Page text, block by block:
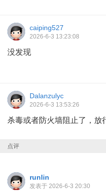
caiping527
2026-6-3 13:23:08
没发现
Dalanzulyc
2026-6-3 13:53:26
杀毒或者防火墙阻止了，放
点评
runlin
发表于 2026-6-3 20:30